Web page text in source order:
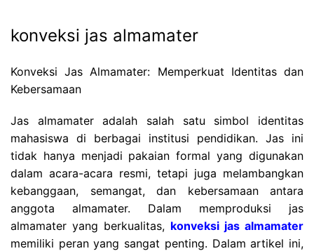
konveksi jas almamater
Konveksi Jas Almamater: Memperkuat Identitas dan
Kebersamaan
Jas almamater adalah salah satu simbol identitas
mahasiswa di berbagai institusi pendidikan. Jas ini
tidak hanya menjadi pakaian formal yang digunakan
dalam acara-acara resmi, tetapi juga melambangkan
kebanggaan, semangat, dan kebersamaan antara
anggota almamater. Dalam memproduksi jas
almamater yang berkualitas, konveksi jas almamater
memiliki peran yang sangat penting. Dalam artikel ini,